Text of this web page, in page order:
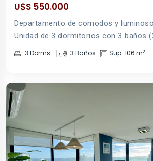
U$S 550.000
Departamento de comodos y
Unidad de 3 dormitorios con 3 baños
3 Dorms. 3 Baños Sup. 106 m2